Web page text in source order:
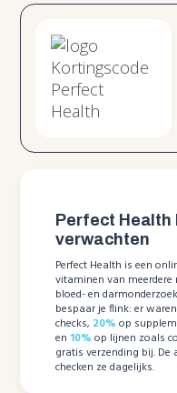
Perfect Health
verwachten
Perfect Health is een
vitaminen van meerdere
bloed- en
bespaar je flink: er
checks, 20% op
en 10% op lijnen zoals
gratis verzending bij. De
checken ze dagelijks.